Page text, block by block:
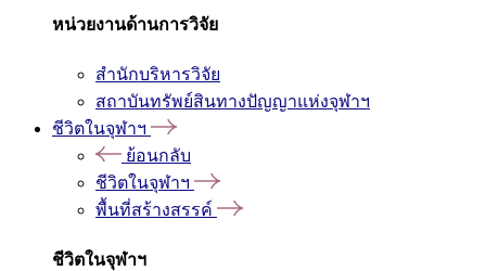
หน่วยงานด้านการวิจัย
สำนักบริหารวิจัย
สถาบันทรัพย์สินทางปัญญาแห่งจุฬาฯ
ชีวิตในจุฬาฯ
ย้อนกลับ
ชีวิตในจุฬาฯ
พื้นที่สร้างสรรค์
ชีวิตในจุฬาฯ